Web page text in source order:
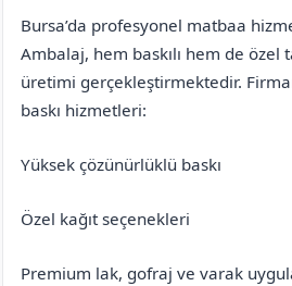
Bursa’da profesyonel matbaa
Ambalaj, hem baskılı hem de özel
üretimi gerçekleştirmektedir.
baskı hizmetleri:
Yüksek çözünürlüklü baskı
Özel kağıt seçenekleri
Premium lak, gofraj ve varak